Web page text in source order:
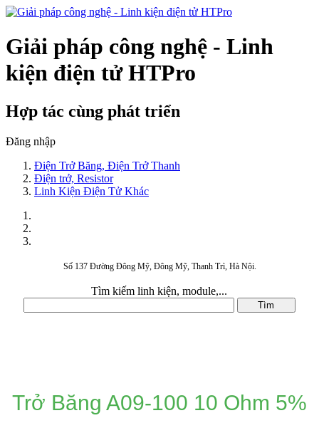
Giải pháp công nghệ - Linh
kiện điện tử HTPro
Hợp tác cùng phát triển
Đăng nhập
Điện Trở Băng, Điện Trở Thanh
Điện trở, Resistor
Linh Kiện Điện Tử Khác
Số 137 Đường Đông Mỹ, Đông Mỹ, Thanh Trì, Hà Nội.
Tìm kiếm linh kiện, module,...
Trở Băng A09-100 10 Ohm 5%